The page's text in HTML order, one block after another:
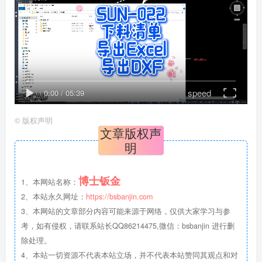
0:00/05:39 speed
© 版权声明
文章版权声
明
1、本网站名称： 博士钣金
2、本站永久网址： https://bsbanjin.com
3、本网站的文章部分内容可能来源于网络，仅供大家学习与参
考，如有侵权，请联系站长QQ86214475,微信：bsbanjin 进行删
除处理。
4、本站一切资源不代表本站立场，并不代表本站赞同其观点和对